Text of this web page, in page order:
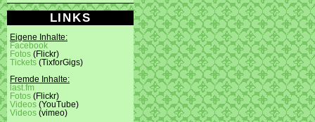
LINKS
Eigene Inhalte:
Facebook
Fotos (Flickr)
Tickets (TixforGigs)
Fremde Inhalte:
last.fm
Fotos (Flickr)
Videos (YouTube)
Videos (vimeo)